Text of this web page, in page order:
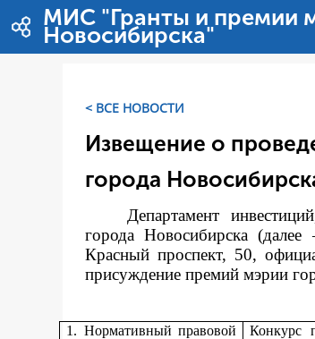
Ugrás a tartalomhoz
МИС "Гранты и премии
Новосибирска"
< ВСЕ НОВОСТИ
Извещение о
города
Департамент
города Новосибирска
Красный проспект, 50,
присуждение премий мэрии
1. Нормативный правовой
Конкурс